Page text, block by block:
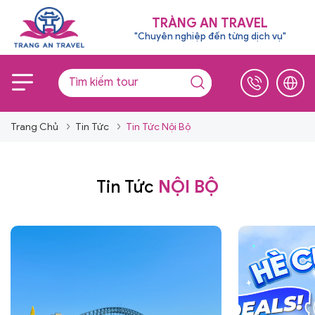
TRÀNG AN TRAVEL
"Chuyên nghiệp đến từng dịch vụ"
Trang Chủ Tin Tức Tin Tức Nội Bộ
Tin Tức NỘI BỘ